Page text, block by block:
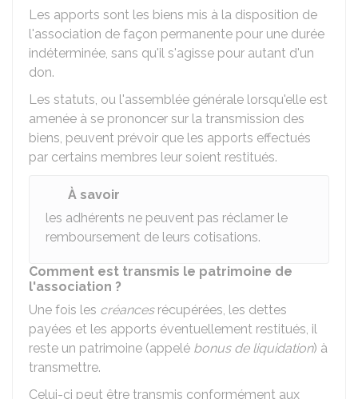
Les apports sont les biens mis à la disposition de
l'association de façon permanente pour une durée
indéterminée, sans qu'il s'agisse pour autant d'un
don.
Les statuts, ou l'assemblée générale lorsqu'elle est
amenée à se prononcer sur la transmission des
biens, peuvent prévoir que les apports effectués
par certains membres leur soient restitués.
À savoir
les adhérents ne peuvent pas réclamer le
remboursement de leurs cotisations.
Comment est transmis le patrimoine de
l'association ?
Une fois les créancesrécupérées, les dettes
payées et les apports éventuellement restitués, il
reste un patrimoine (appelé bonus de liquidation) à
transmettre.
Celui-ci peut être transmis conformément aux